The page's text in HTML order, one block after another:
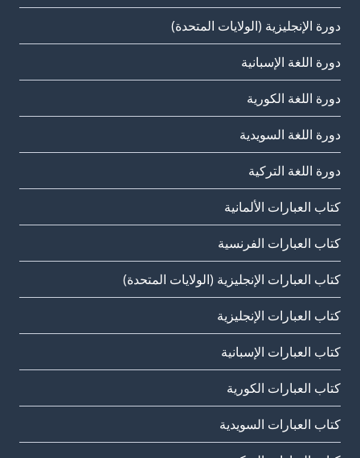
دورة الإنجليزية (الولايات المتحدة)
دورة اللغة الإسبانية
دورة اللغة الكورية
دورة اللغة السويدية
دورة اللغة التركية
كتاب العبارات الألمانية
كتاب العبارات الفرنسية
كتاب العبارات الإنجليزية (الولايات المتحدة)
كتاب العبارات الإنجليزية
كتاب العبارات الإسبانية
كتاب العبارات الكورية
كتاب العبارات السويدية